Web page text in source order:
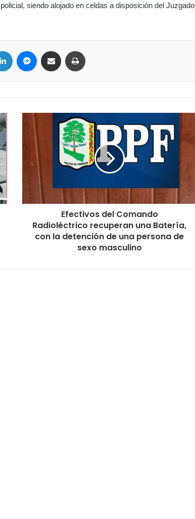
siendo alojado en celdas a disposición del Juzgado
LinkedIn MessengerCompartir por correo electrónico
Efectivos del Comando
Radioléctrico recuperan una Batería,
con la detención de una persona de
sexo masculino